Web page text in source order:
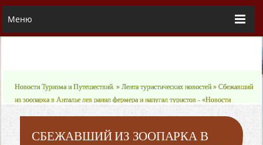
Меню
Новости Туризма и Путешествий. »Лента туристических новостей » Сбежавший
из зоопарка в Анталье лев ранил фермера и напугал туристов - «Новости
Туризма»
СБЕЖАВШИЙ ИЗ ЗООПАРКА В